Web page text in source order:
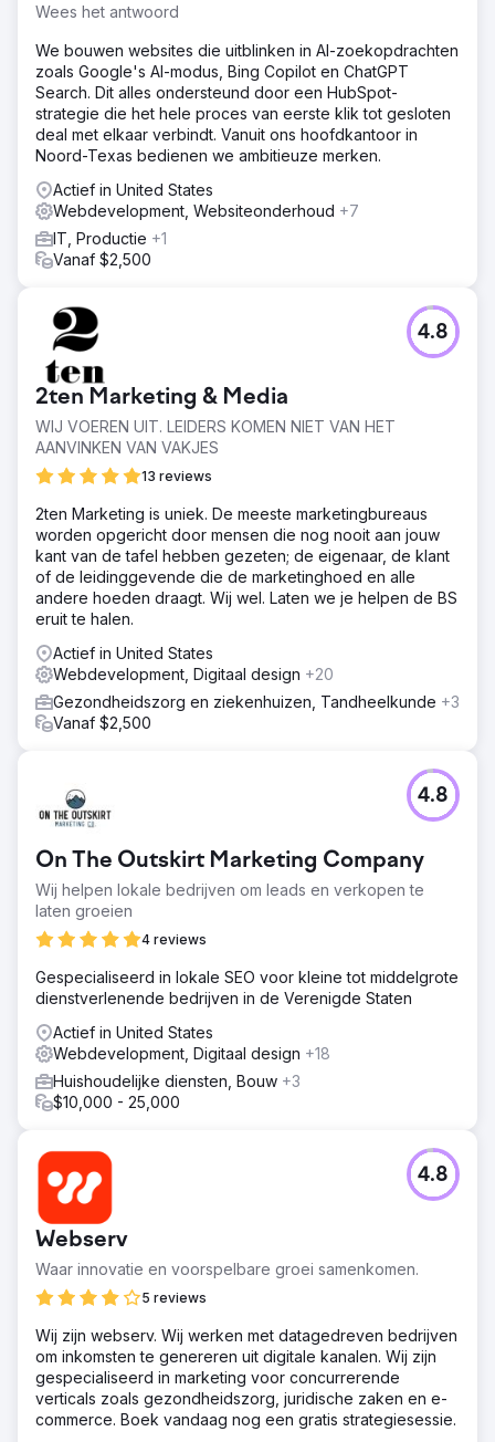
Wees het antwoord
We bouwen websites die uitblinken in AI-zoekopdrachten
zoals Google's AI-modus, Bing Copilot en ChatGPT
Search. Dit alles ondersteund door een HubSpot-
strategie die het hele proces van eerste klik tot gesloten
deal met elkaar verbindt. Vanuit ons hoofdkantoor in
Noord-Texas bedienen we ambitieuze merken.
Actief in United States
Webdevelopment, Websiteonderhoud +7
IT, Productie +1
Vanaf $2,500
2ten Marketing & Media
WIJ VOEREN UIT. LEIDERS KOMEN NIET VAN HET
AANVINKEN VAN VAKJES
13 reviews
4.8
2ten Marketing is uniek. De meeste marketingbureaus
worden opgericht door mensen die nog nooit aan jouw
kant van de tafel hebben gezeten; de eigenaar, de klant
of de leidinggevende die de marketinghoed en alle
andere hoeden draagt. Wij wel. Laten we je helpen de BS
eruit te halen.
Actief in United States
Webdevelopment, Digitaal design +20
Gezondheidszorg en ziekenhuizen, Tandheelkunde +3
Vanaf $2,500
On The Outskirt Marketing Company
Wij helpen lokale bedrijven om leads en verkopen te
laten groeien
4 reviews
4.8
Gespecialiseerd in lokale SEO voor kleine tot middelgrote
dienstverlenende bedrijven in de Verenigde Staten
Actief in United States
Webdevelopment, Digitaal design +18
Huishoudelijke diensten, Bouw +3
$10,000 - 25,000
Webserv
Waar innovatie en voorspelbare groei samenkomen.
5 reviews
4.8
Wij zijn webserv. Wij werken met datagedreven bedrijven
om inkomsten te genereren uit digitale kanalen. Wij zijn
gespecialiseerd in marketing voor concurrerende
verticals zoals gezondheidszorg, juridische zaken en e-
commerce. Boek vandaag nog een gratis strategiesessie.